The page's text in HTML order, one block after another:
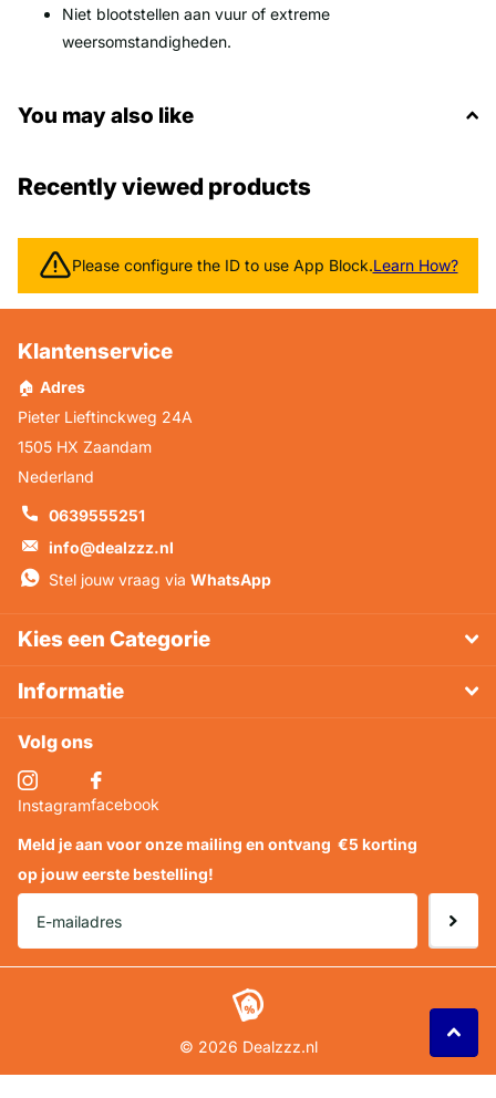
Niet blootstellen aan vuur of extreme
weersomstandigheden.
You may also like
Recently viewed products
Please configure the ID to use App Block.Learn How?
Klantenservice
🏠 Adres
Pieter Lieftinckweg 24A
1505 HX Zaandam
Nederland
0639555251
info@dealzzz.nl
Stel jouw vraag via WhatsApp
Kies een Categorie
Informatie
Volg ons
Instagramfacebook
Meld je aan voor onze mailing en ontvang €5 korting
op jouw eerste bestelling!
© 2026 Dealzzz.nl